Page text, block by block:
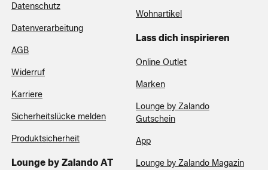
Datenschutz
Datenverarbeitung
AGB
Widerruf
Karriere
Sicherheitslücke melden
Produktsicherheit
Lounge by Zalando AT
Wohnartikel
Lass dich inspirieren
Online Outlet
Marken
Lounge by Zalando
Gutschein
App
Lounge by Zalando Magazin